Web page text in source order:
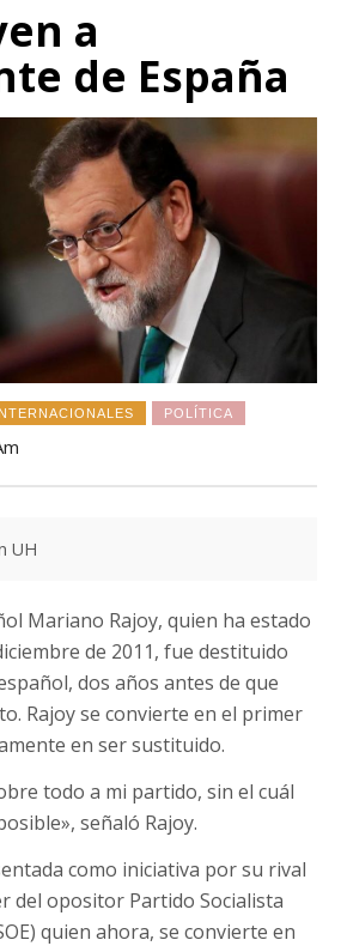
a
de España
POLÍTICA
UH
Mariano Rajoy, quien ha estado
de 2011, fue destituido
dos años antes de que
Rajoy se convierte en el primer
en ser sustituido.
todo a mi partido, sin el cuál
señaló Rajoy.
como iniciativa por su rival
del opositor Partido Socialista
quien ahora, se convierte en